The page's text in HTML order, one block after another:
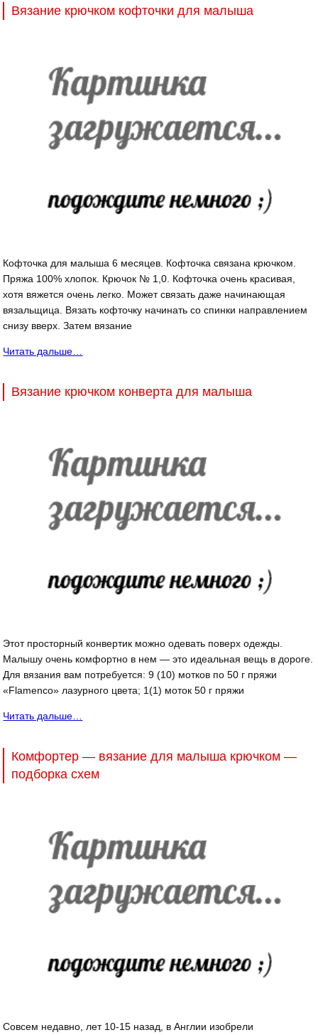
Вязание крючком кофточки для малыша
Кофточка для малыша 6 месяцев. Кофточка связана крючком.
Пряжа 100% хлопок. Крючок № 1,0. Кофточка очень красивая,
хотя вяжется очень легко. Может связать даже начинающая
вязальщица. Вязать кофточку начинать со спинки направлением
снизу вверх. Затем вязание
Читать дальше…
Вязание крючком конверта для малыша
Этот просторный конвертик можно одевать поверх одежды.
Малышу очень комфортно в нем — это идеальная вещь в дороге.
Для вязания вам потребуется: 9 (10) мотков по 50 г пряжи
«Flamenco» лазурного цвета; 1(1) моток 50 г пряжи
Читать дальше…
Комфортер — вязание для малыша крючком —
подборка схем
Совсем недавно, лет 10-15 назад, в Англии изобрели